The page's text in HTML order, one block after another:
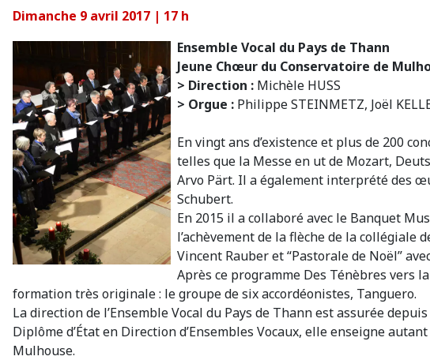
Dimanche 9 avril 2017 | 17 h
Ensemble Vocal du Pays de Thann
Jeune Chœur du Conservatoire de
> Direction : Michèle HUSS
> Orgue : Philippe STEINMETZ, Joël
En vingt ans d’existence et plus de 200
telles que la Messe en ut de Mozart,
Arvo Pärt. Il a également interprété des
Schubert.
En 2015 il a collaboré avec le Banquet
l’achèvement de la flèche de la collégiale
Vincent Rauber et “Pastorale de Noël”
Après ce programme Des Ténèbres vers
formation très originale : le groupe de six accordéonistes, Tanguero.
La direction de l’Ensemble Vocal du Pays de Thann est assurée
Diplôme d’État en Direction d’Ensembles Vocaux, elle enseigne
Mulhouse.